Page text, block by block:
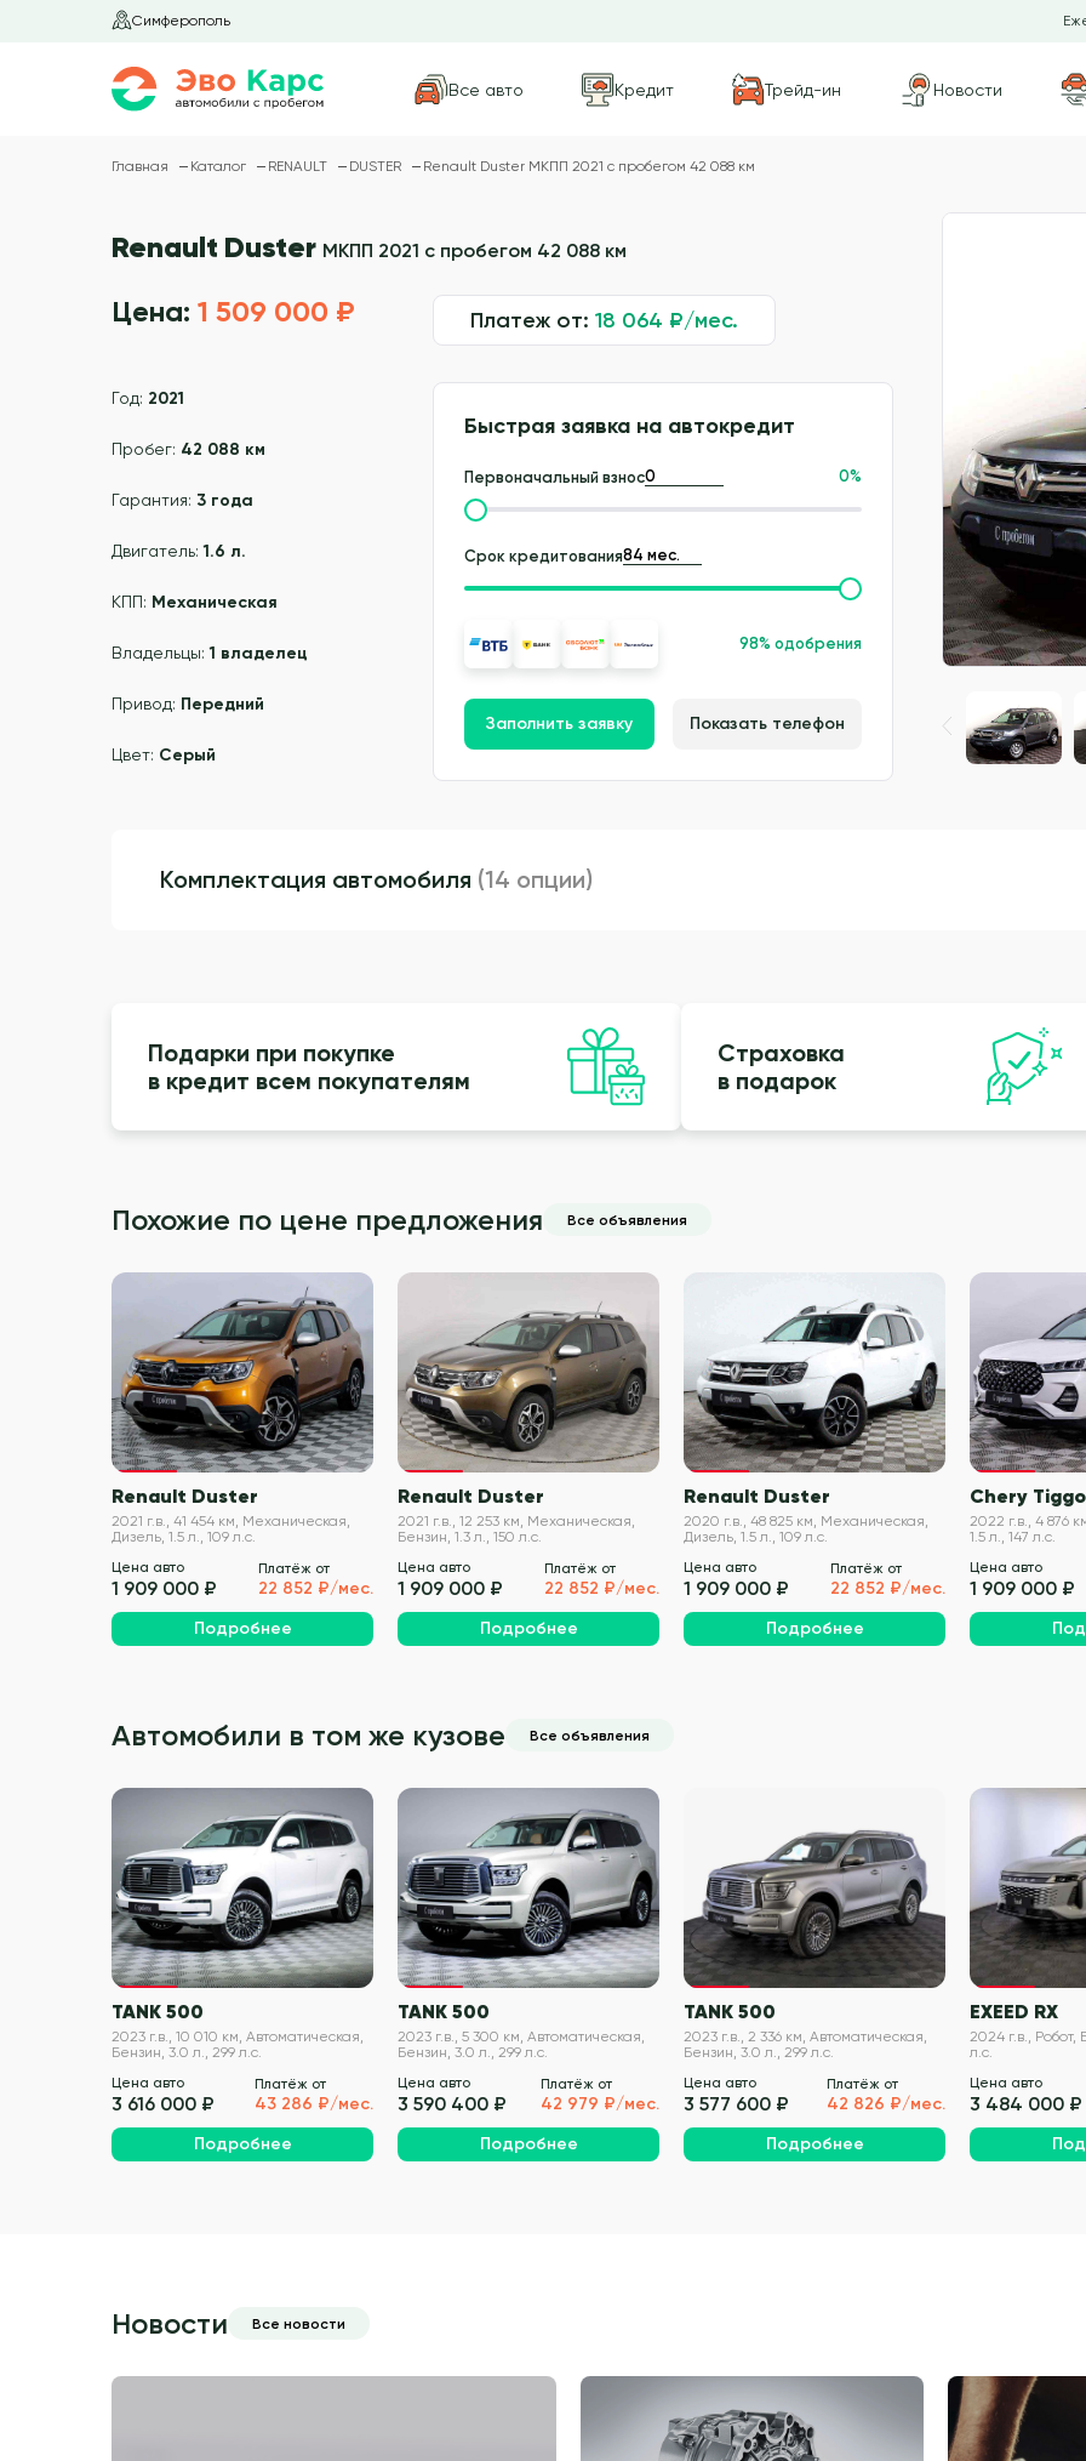
Симферополь
Все авто Кредит Трейд-ин Новости
Главная Каталог RENAULT DUSTER Renault Duster МКПП 2021 с пробегом 42 088 км
Renault Duster МКПП 2021 с пробегом 42 088 км
Цена: 1 509 000 ₽
Год: 2021
Пробег: 42 088 км
Гарантия: 3 года
Двигатель:1.6 л.
КПП: Механическая
Владельцы:1 владелец
Привод: Передний
Цвет: Серый
Платеж от: 18 064 ₽/мес.
Быстрая заявка на автокредит
Первоначальный взнос 0%
Срок кредитования
98% одобрения
Заполнить заявку Показать телефон
Комплектация автомобиля (14 опции)
Подарки при покупке
в кредит всем покупателям
Страховка
в подарок
Похожие по цене предложения Все объявления
VIN проверен
Renault Duster
2021 г.в., 41 454 км, Механическая,
Дизель, 1.5 л., 109 л.с.
Цена авто
1 909 000 ₽
Платёж от
22 852 ₽/мес.
Подробнее
VIN проверен
Renault Duster
2021 г.в., 12 253 км, Механическая,
Бензин, 1.3 л., 150 л.с.
Цена авто
1 909 000 ₽
Платёж от
22 852 ₽/мес.
Подробнее
VIN проверен
Renault Duster
2020 г.в., 48 825 км, Механическая,
Дизель, 1.5 л., 109 л.с.
Цена авто
1 909 000 ₽
Платёж от
22 852 ₽/мес.
Подробнее
Chery
2022 г.в., 4 876
1.5 л., 147 л.с.
Цена авто
1 909 000 ₽
Автомобили в том же кузове Все объявления
VIN проверен
TANK 500
2023 г.в., 10 010 км, Автоматическая,
Бензин, 3.0 л., 299 л.с.
Цена авто
3 616 000 ₽
Платёж от
43 286 ₽/мес.
Подробнее
VIN проверен
TANK 500
2023 г.в., 5 300 км, Автоматическая,
Бензин, 3.0 л., 299 л.с.
Цена авто
3 590 400 ₽
Платёж от
42 979 ₽/мес.
Подробнее
TANK 500
2023 г.в., 2 336 км, Автоматическая,
Бензин, 3.0 л., 299 л.с.
Цена авто
3 577 600 ₽
Платёж от
42 826 ₽/мес.
Подробнее
EXEED RX
2024 г.в., Робот,
л.с.
Цена авто
3 484 000 ₽
Новости Все новости